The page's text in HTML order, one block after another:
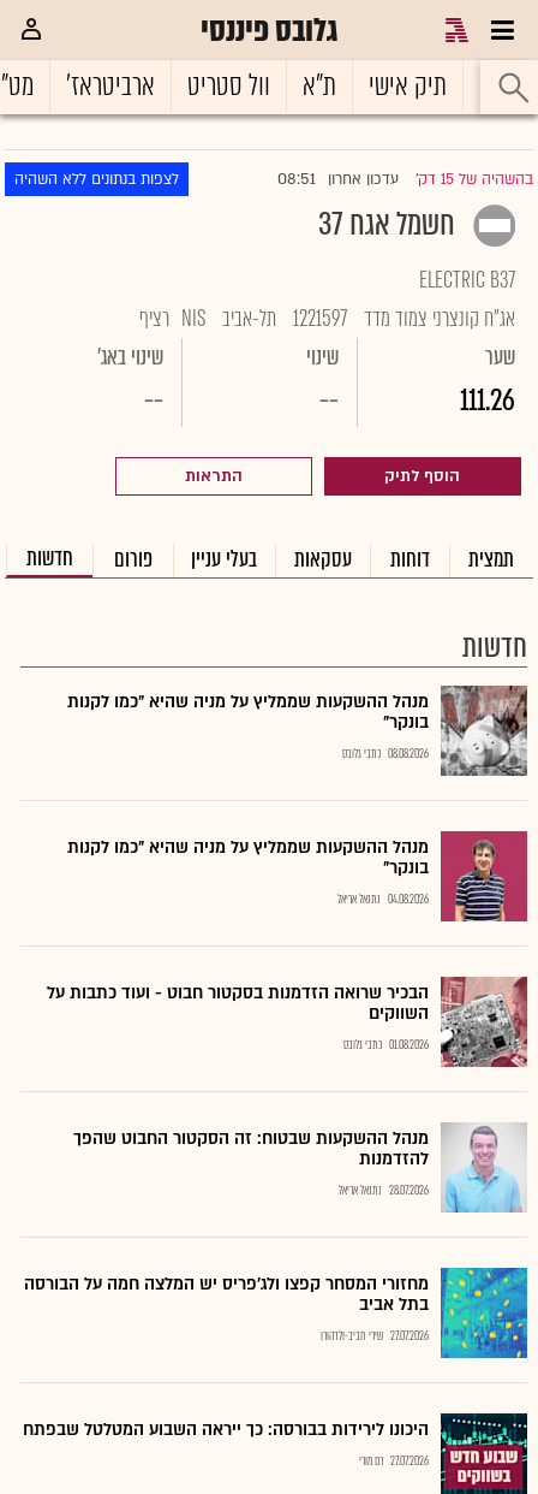
גלובס פיננסי
ראשי תיק אישי ת"א וול סטריט ארביטראז'
בהשהיה של 15 דק' |עדכון אחרון 08:51 לצפות בנתונים ללא השהיה
חשמל אגח 37
ELECTRIC B37
אג"ח קונצרני צמוד מדד 1221597 תל-אביב NIS רציף
שער
111.26
שינוי
--
שינוי באג'
--
הוסף לתיק התראות
תמצית דוחות עסקאות בעלי עניין פורום חדשות
חדשות
מנהל ההשקעות שממליץ על מניה שהיא "כמו לקנות
בונקר"
08.08.2026 כתבי גלובס
מנהל ההשקעות שממליץ על מניה שהיא "כמו לקנות
בונקר"
04.08.2026 נתנאל אריאל
הבכיר שרואה הזדמנות בסקטור חבוט - ועוד כתבות על
השווקים
01.08.2026 כתבי גלובס
מנהל ההשקעות שבטוח: זה הסקטור החבוט שהפך
להזדמנות
28.07.2026 נתנאל אריאל
מחזורי המסחר קפצו ולג'פריס יש המלצה חמה על הבורסה
בתל אביב
27.07.2026 שירי חביב-ולדהורן
היכונו לירידות בבורסה: כך ייראה השבוע המטלטל שבפתח
27.07.2026 רם מורי